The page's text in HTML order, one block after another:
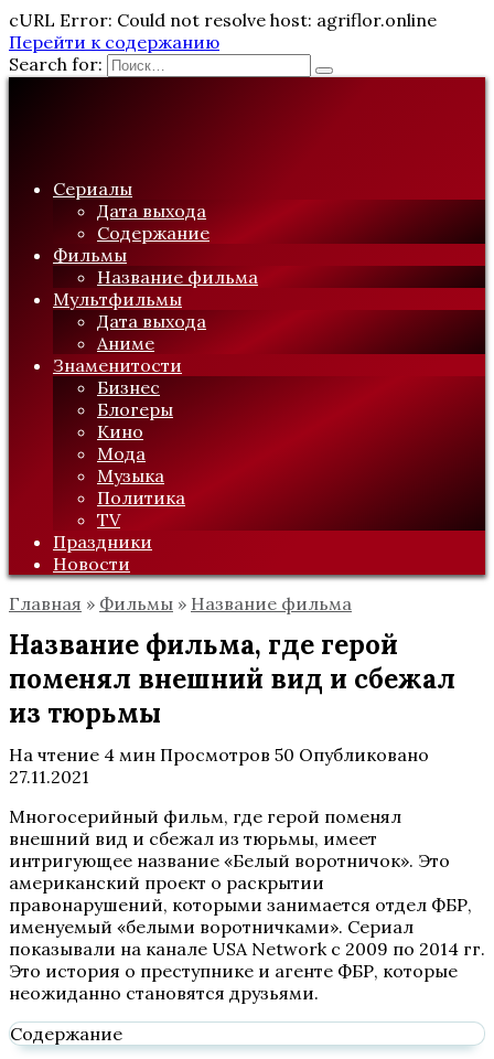
cURL Error: Could not resolve host: agriflor.online
Перейти к содержанию
Search for:
Сериалы
Дата выхода
Содержание
Фильмы
Название фильма
Мультфильмы
Дата выхода
Аниме
Знаменитости
Бизнес
Блогеры
Кино
Мода
Музыка
Политика
TV
Праздники
Новости
Главная » Фильмы » Название фильма
Название фильма, где герой
поменял внешний вид и сбежал
из тюрьмы
На чтение 4 мин Просмотров 50 Опубликовано
27.11.2021
Многосерийный фильм, где герой поменял
внешний вид и сбежал из тюрьмы, имеет
интригующее название «Белый воротничок». Это
американский проект о раскрытии
правонарушений, которыми занимается отдел ФБР,
именуемый «белыми воротничками». Сериал
показывали на канале USA Network с 2009 по 2014 гг.
Это история о преступнике и агенте ФБР, которые
неожиданно становятся друзьями.
Содержание